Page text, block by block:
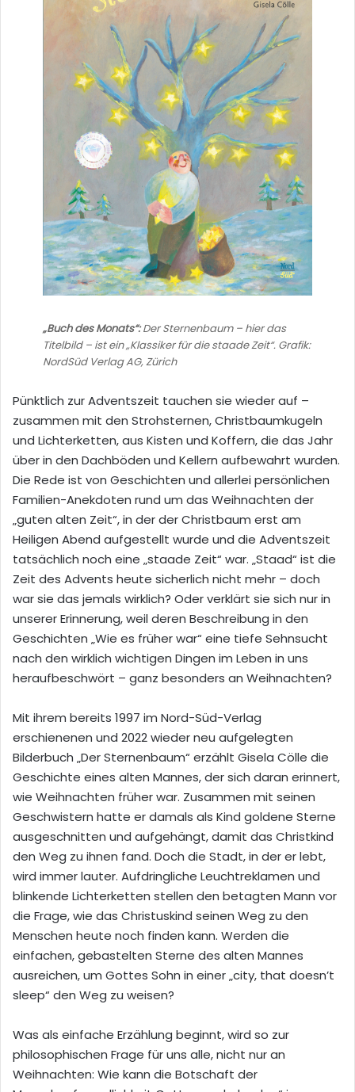
„Buch des Monats“:Der Sternenbaum – hier das
Titelbild – ist ein „Klassiker für die staade Zeit“. Grafik:
NordSüd Verlag AG, Zürich
Pünktlich zur Adventszeit tauchen sie wieder auf –
zusammen mit den Strohsternen, Christbaumkugeln
und Lichterketten, aus Kisten und Koffern, die das Jahr
über in den Dachböden und Kellern aufbewahrt wurden.
Die Rede ist von Geschichten und allerlei persönlichen
Familien-Anekdoten rund um das Weihnachten der
„guten alten Zeit“, in der der Christbaum erst am
Heiligen Abend aufgestellt wurde und die Adventszeit
tatsächlich noch eine „staade Zeit“ war. „Staad“ ist die
Zeit des Advents heute sicherlich nicht mehr – doch
war sie das jemals wirklich? Oder verklärt sie sich nur in
unserer Erinnerung, weil deren Beschreibung in den
Geschichten „Wie es früher war“ eine tiefe Sehnsucht
nach den wirklich wichtigen Dingen im Leben in uns
heraufbeschwört – ganz besonders an Weihnachten?
Mit ihrem bereits 1997 im Nord-Süd-Verlag
erschienenen und 2022 wieder neu aufgelegten
Bilderbuch „Der Sternenbaum“ erzählt Gisela Cölle die
Geschichte eines alten Mannes, der sich daran erinnert,
wie Weihnachten früher war. Zusammen mit seinen
Geschwistern hatte er damals als Kind goldene Sterne
ausgeschnitten und aufgehängt, damit das Christkind
den Weg zu ihnen fand. Doch die Stadt, in der er lebt,
wird immer lauter. Aufdringliche Leuchtreklamen und
blinkende Lichterketten stellen den betagten Mann vor
die Frage, wie das Christuskind seinen Weg zu den
Menschen heute noch finden kann. Werden die
einfachen, gebastelten Sterne des alten Mannes
ausreichen, um Gottes Sohn in einer „city, that doesn’t
sleep“ den Weg zu weisen?
Was als einfache Erzählung beginnt, wird so zur
philosophischen Frage für uns alle, nicht nur an
Weihnachten: Wie kann die Botschaft der